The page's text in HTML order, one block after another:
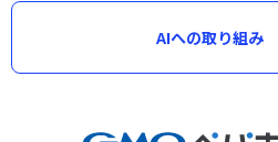
AIへの取り組み